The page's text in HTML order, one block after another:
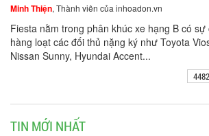
Minh Thiện, Thành viên của inhoadon.vn
Fiesta nằm trong phân khúc xe hạng B có
hàng loạt các đối thủ nặng ký như Toyota
Nissan Sunny, Hyundai Accent...
TIN MỚI NHẤT